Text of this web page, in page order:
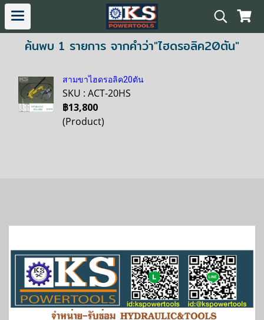
ค้นพบ 1 รายการ จากคำว่า"ไฮดรอลิค20ตัน"
สามขาไฮดรอลิค20ตัน
SKU : ACT-20HS
฿13,800
(Product)